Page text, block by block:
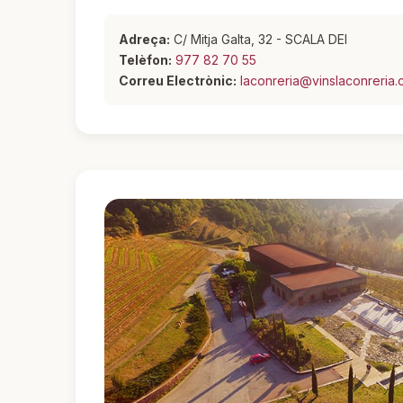
Adreça: C/ Mitja Galta, 32 - SCALA DEI
Telèfon: 977 82 70 55
Correu Electrònic: